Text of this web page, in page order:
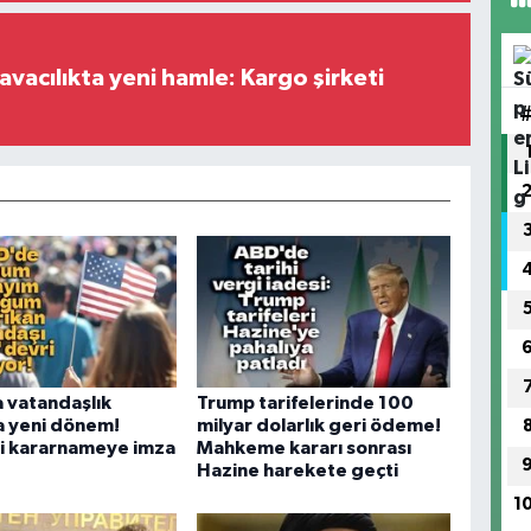
yeni hamle: Kargo şirketi
vatandaşlık
yeni dönem!
kararnameye imza
Trump tarifelerinde 100
milyar dolarlık geri ödeme!
Mahkeme kararı sonrası
Hazine harekete geçti